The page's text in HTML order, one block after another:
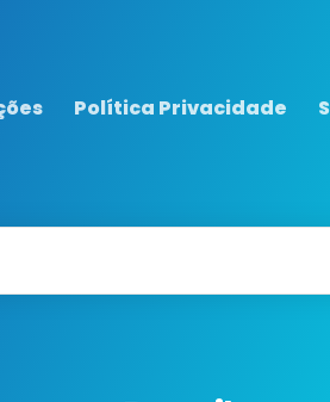
Política Privacidade